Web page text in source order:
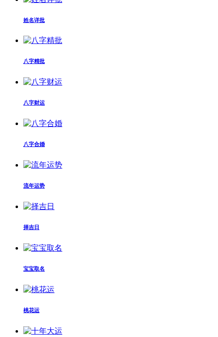
姓名详批
八字精批
八字财运
八字合婚
流年运势
择吉日
宝宝取名
桃花运